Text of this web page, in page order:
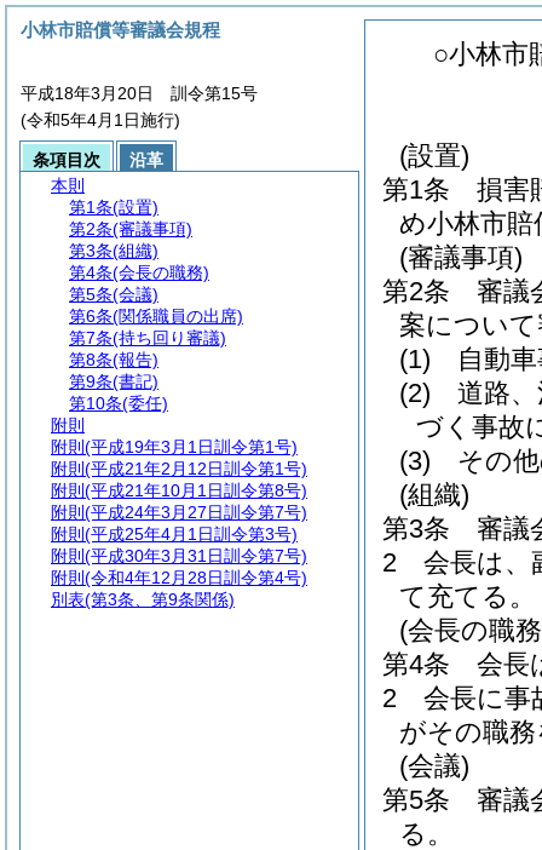
○小林市
(設置)
第1条
損害
め小林市賠
(審議事項)
第2条
審議
案につい
(1)
自動
(2)
道路
づく事故
(3)
その
(組織)
第3条
審議
2
会長は、
て充てる。
(会長の職
第4条
会長
2
会長に事
がその職
(会議)
第5条
審議
る。
小林市賠償等審議会規程
平成18年3月20日 訓令第15号
(令和5年4月1日施行)
条項目次
沿革
本則
第1条(設置)
第2条(審議事項)
第3条(組織)
第4条(会長の職務)
第5条(会議)
第6条(関係職員の出席)
第7条(持ち回り審議)
第8条(報告)
第9条(書記)
第10条(委任)
附則
附則 (平成19年3月1日訓令第1号)
附則 (平成21年2月12日訓令第1号)
附則 (平成21年10月1日訓令第8号)
附則 (平成24年3月27日訓令第7号)
附則 (平成25年4月1日訓令第3号)
附則 (平成30年3月31日訓令第7号)
附則 (令和4年12月28日訓令第4号)
別表(第3条、第9条関係)